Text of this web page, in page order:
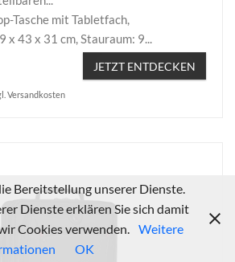
Tasche mit Tabletfach,
x 43 x 31 cm, Stauraum: 9...
JETZT ENTDECKEN
Versandkosten
Bereitstellung unserer Dienste.
Dienste erklären Sie sich damit
Cookies verwenden. Weitere
OK